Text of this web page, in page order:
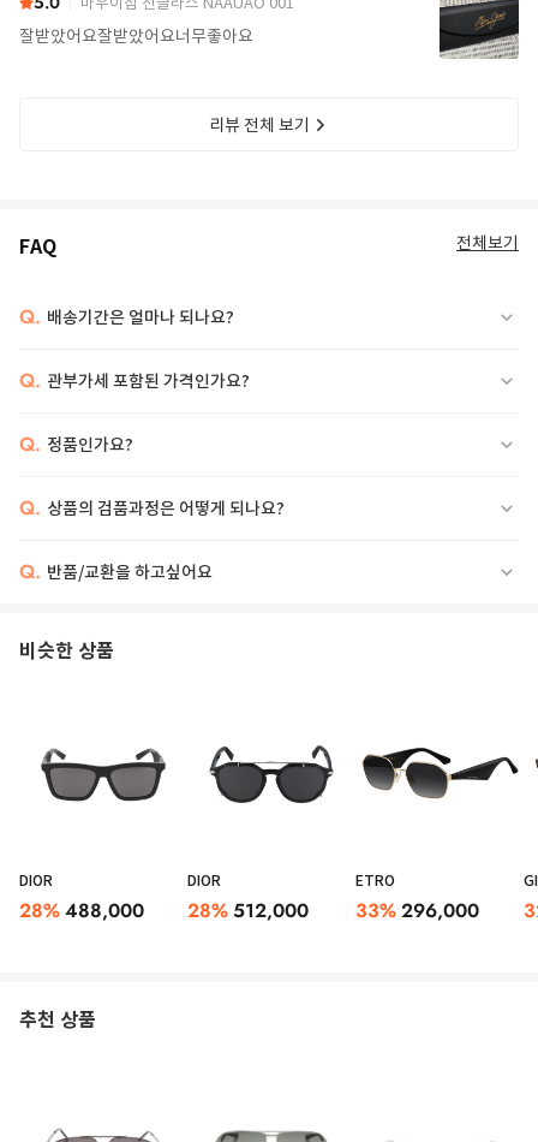
잘받았어요잘받았어요너무좋아요
리뷰 전체 보기
FAQ 전체보기
Q. 배송기간은 얼마나 되나요?
Q. 관부가세 포함된 가격인가요?
Q. 정품인가요?
Q. 상품의 검품과정은 어떻게 되나요?
Q. 반품/교환을 하고싶어요
비슷한 상품
DIOR
28%488,000
DIOR
28%512,000
ETRO
33%296,000
추천 상품